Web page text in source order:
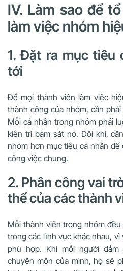
IV. Làm sao để
làm việc nhóm
1. Đặt ra mục tiêu
tới
Để mọi thành viên làm việc
thành công của nhóm, cần
Mỗi cá nhân trong nhóm phải
kiên trì bám sát nó. Đôi khi,
nhóm hơn mục tiêu cá nhân
công việc chung.
2. Phân công vai
thể của các thành
Mỗi thành viên trong nhóm
trong các lĩnh vực khác nhau, vì
phù hợp. Khi mỗi người
chuyên môn của mình, họ sẽ